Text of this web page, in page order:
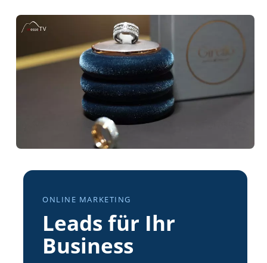
ONLINE MARKETING
Leads für Ihr
Business